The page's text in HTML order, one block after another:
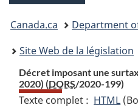
You
are
here:
Canada.ca
Department
Site Web de la législation
Décret imposant une
2020) (DORS/2020-199)
Texte complet : HTML